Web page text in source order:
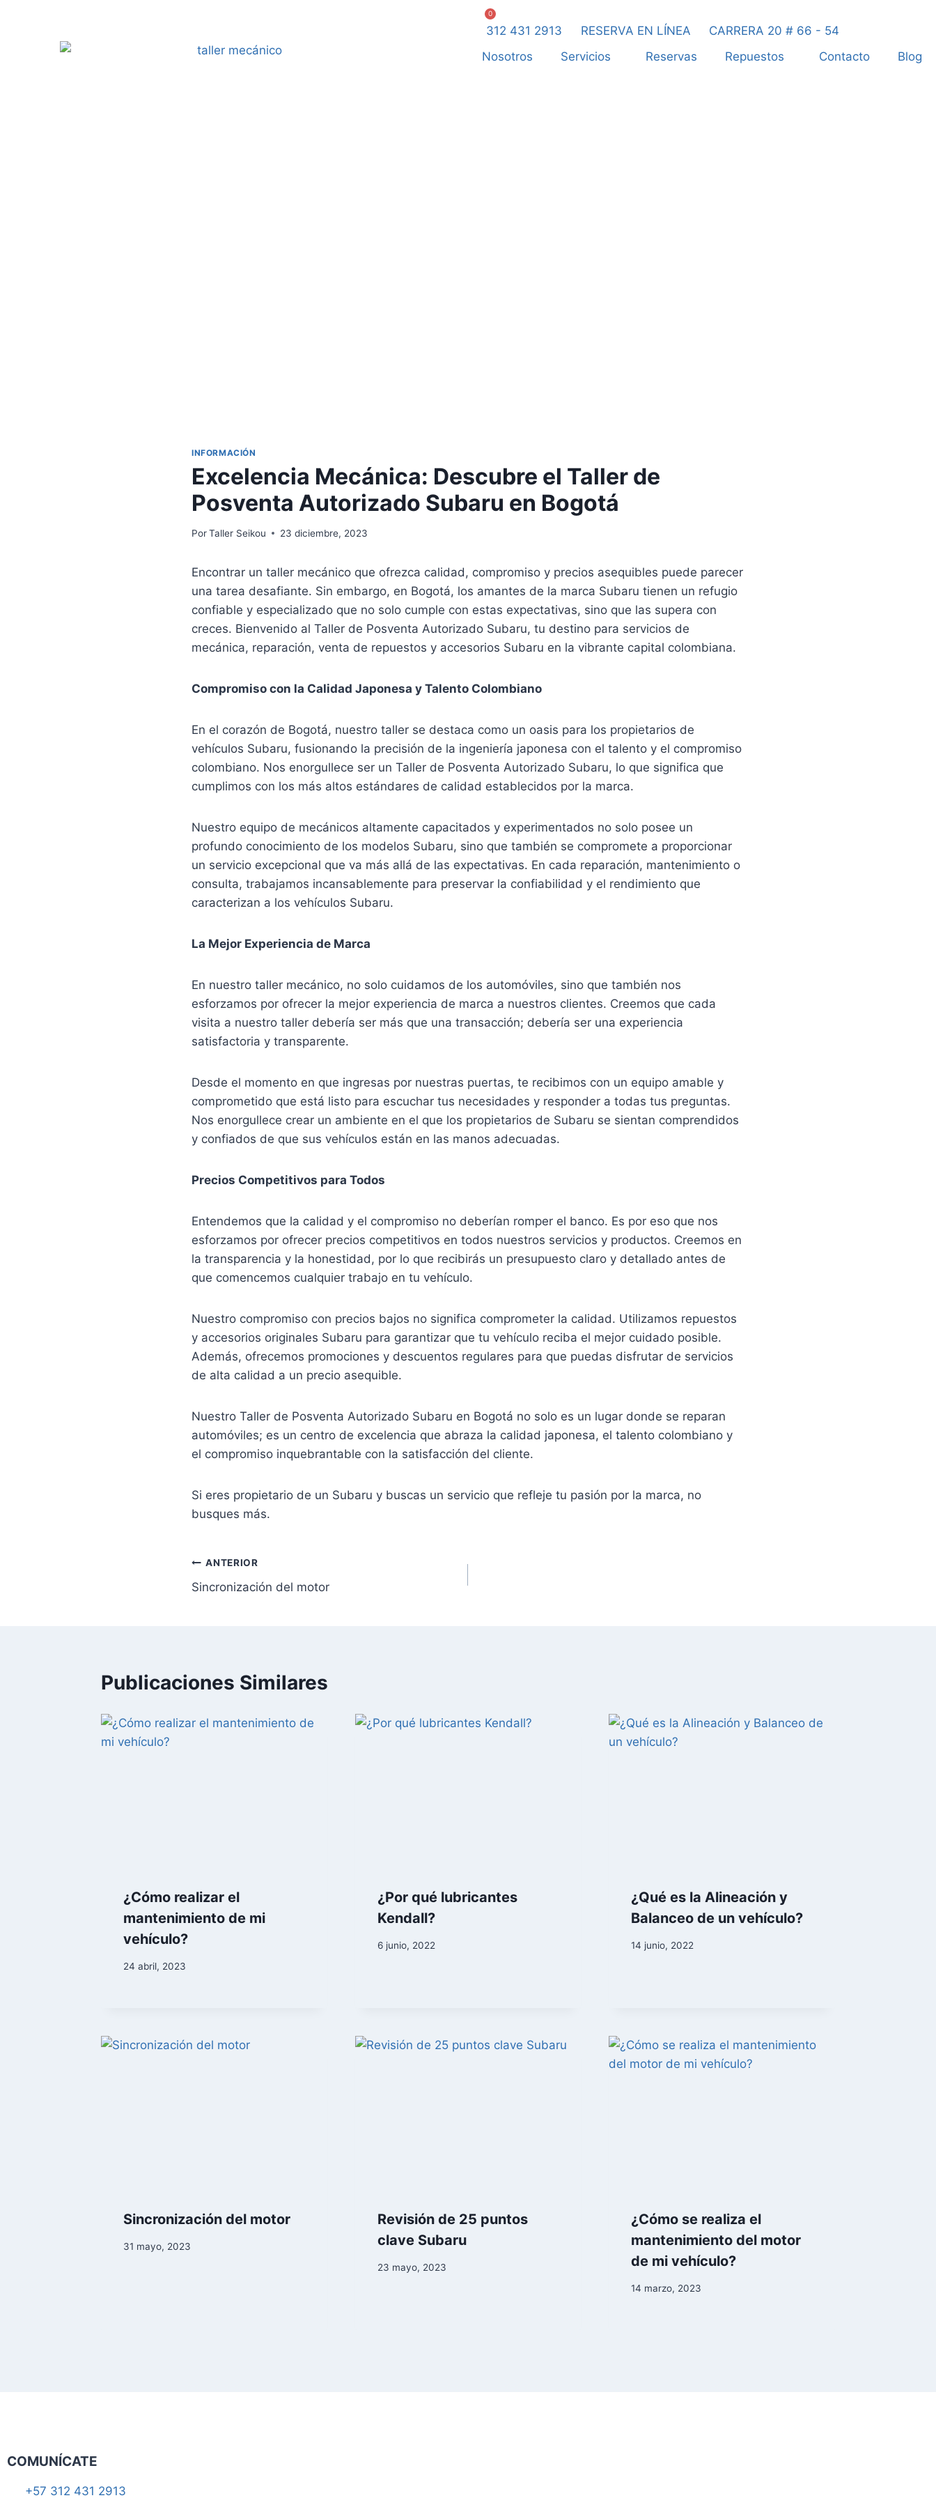
0
312 431 2913 RESERVA EN LÍNEA
CARRERA 20 # 66 - 54
Nosotros
Servicios Reservas Repuestos Contacto Blog
INFORMACIÓN
Excelencia Mecánica: Descubre el Taller de
Posventa Autorizado Subaru en Bogotá
PorTaller Seikou 23 diciembre, 2023
Encontrar un taller mecánico que ofrezca calidad, compromiso y precios asequibles puede parecer
una tarea desafiante. Sin embargo, en Bogotá, los amantes de la marca Subaru tienen un refugio
confiable y especializado que no solo cumple con estas expectativas, sino que las supera con
creces. Bienvenido al Taller de Posventa Autorizado Subaru, tu destino para servicios de
mecánica, reparación, venta de repuestos y accesorios Subaru en la vibrante capital colombiana.
Compromiso con la Calidad Japonesa y Talento Colombiano
En el corazón de Bogotá, nuestro taller se destaca como un oasis para los propietarios de
vehículos Subaru, fusionando la precisión de la ingeniería japonesa con el talento y el compromiso
colombiano. Nos enorgullece ser un Taller de Posventa Autorizado Subaru, lo que significa que
cumplimos con los más altos estándares de calidad establecidos por la marca.
Nuestro equipo de mecánicos altamente capacitados y experimentados no solo posee un
profundo conocimiento de los modelos Subaru, sino que también se compromete a proporcionar
un servicio excepcional que va más allá de las expectativas. En cada reparación, mantenimiento o
consulta, trabajamos incansablemente para preservar la confiabilidad y el rendimiento que
caracterizan a los vehículos Subaru.
La Mejor Experiencia de Marca
En nuestro taller mecánico, no solo cuidamos de los automóviles, sino que también nos
esforzamos por ofrecer la mejor experiencia de marca a nuestros clientes. Creemos que cada
visita a nuestro taller debería ser más que una transacción; debería ser una experiencia
satisfactoria y transparente.
Desde el momento en que ingresas por nuestras puertas, te recibimos con un equipo amable y
comprometido que está listo para escuchar tus necesidades y responder a todas tus preguntas.
Nos enorgullece crear un ambiente en el que los propietarios de Subaru se sientan comprendidos
y confiados de que sus vehículos están en las manos adecuadas.
Precios Competitivos para Todos
Entendemos que la calidad y el compromiso no deberían romper el banco. Es por eso que nos
esforzamos por ofrecer precios competitivos en todos nuestros servicios y productos. Creemos en
la transparencia y la honestidad, por lo que recibirás un presupuesto claro y detallado antes de
que comencemos cualquier trabajo en tu vehículo.
Nuestro compromiso con precios bajos no significa comprometer la calidad. Utilizamos repuestos
y accesorios originales Subaru para garantizar que tu vehículo reciba el mejor cuidado posible.
Además, ofrecemos promociones y descuentos regulares para que puedas disfrutar de servicios
de alta calidad a un precio asequible.
Nuestro Taller de Posventa Autorizado Subaru en Bogotá no solo es un lugar donde se reparan
automóviles; es un centro de excelencia que abraza la calidad japonesa, el talento colombiano y
el compromiso inquebrantable con la satisfacción del cliente.
Si eres propietario de un Subaru y buscas un servicio que refleje tu pasión por la marca, no
busques más.
ANTERIOR
Sincronización del motor
Publicaciones Similares
¿Cómo realizar el
mantenimiento de mi
vehículo?
24 abril, 2023
¿Por qué lubricantes
Kendall?
6 junio, 2022
¿Qué es la Alineación y
Balanceo de un vehículo?
14 junio, 2022
Sincronización del motor
31 mayo, 2023
Revisión de 25 puntos
clave Subaru
23 mayo, 2023
¿Cómo se realiza el
mantenimiento del motor
de mi vehículo?
14 marzo, 2023
COMUNÍCATE
+57 312 431 2913